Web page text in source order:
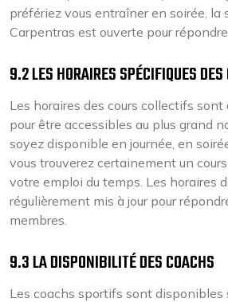
préfériez vous entraîner en soirée, la
Carpentras est ouverte pour
9.2 LES HORAIRES SPÉCIFIQUES DES
Les horaires des cours collectifs
pour être accessibles au plus grand
soyez disponible en journée, en
vous trouverez certainement un
votre emploi du temps. Les horaires
régulièrement mis à jour pour
membres.
9.3 LA DISPONIBILITÉ DES COACHS
Les coachs sportifs sont disponibles